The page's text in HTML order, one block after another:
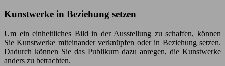
Kunstwerke in Beziehung setzen
Um ein einheitliches Bild in der Ausstellung zu schaffen, können
Sie Kunstwerke miteinander verknüpfen oder in Beziehung setzen.
Dadurch können Sie das Publikum dazu anregen, die Kunstwerke
anders zu betrachten.